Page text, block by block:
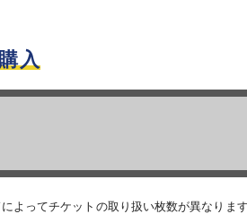
入
よってチケットの取り扱い枚数が異なりま